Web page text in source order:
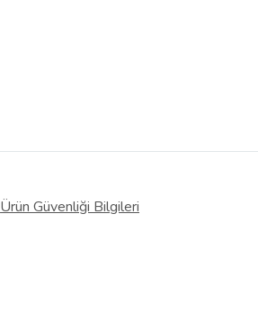
Ürün Güvenliği Bilgileri